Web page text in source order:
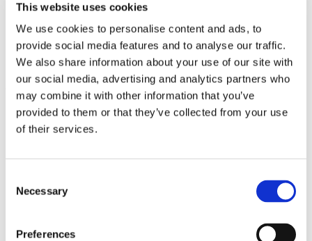
This website uses cookies
We use cookies to personalise content and ads, to
provide social media features and to analyse our traffic.
We also share information about your use of our site with
our social media, advertising and analytics partners who
may combine it with other information that you’ve
provided to them or that they’ve collected from your use
of their services.
Selection
Necessary
Preferences
Esther Forse Villa Schöningen
Friedrich Thieme
Villa Schöningen
Asana Fujikawa Galerie Friese
Paul Fägerskiöld Galerie Nordenhake
Wieland Förster Schloss Biesdorf
Meschac Gaba PalaisPopulaire
Ellen Gallagher
PalaisPopulaire
Isa Genzken Wehrmuehle Biesenthal
Fabian Ginsberg
Caterina Gobbi